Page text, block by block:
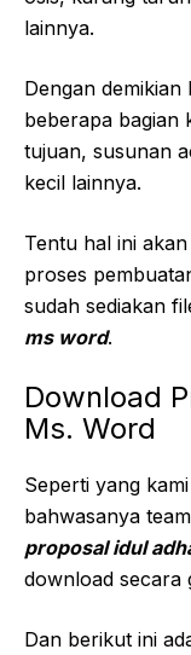
lainnya.
Dengan
beberapa bagian
tujuan, susunan
kecil lainnya.
Tentu hal ini
proses
sudah sediakan
ms word.
Download
Ms. Word
Seperti yang
bahwasanya
proposal idul
download secara
Dan berikut ini